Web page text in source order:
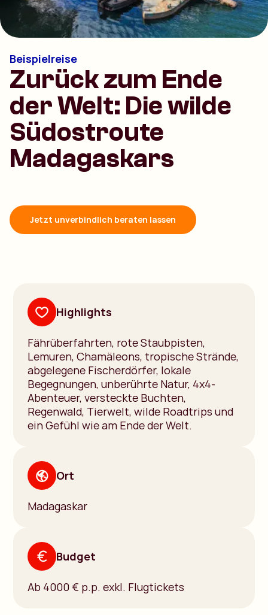
Beispielreise
Zurück zum Ende
der Welt: Die wilde
Südostroute
Madagaskars
Jetzt unverbindlich beraten lassen
Highlights
Fährüberfahrten, rote Staubpisten,
Lemuren, Chamäleons, tropische Strände,
abgelegene Fischerdörfer, lokale
Begegnungen, unberührte Natur, 4x4-
Abenteuer, versteckte Buchten,
Regenwald, Tierwelt, wilde Roadtrips und
ein Gefühl wie am Ende der Welt.
Ort
Madagaskar
Budget
Ab 4000 € p.p. exkl. Flugtickets